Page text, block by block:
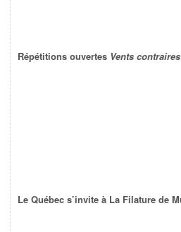
Répétitions ouvertes Vents contraires
Le Québec s’invite à La Filature de